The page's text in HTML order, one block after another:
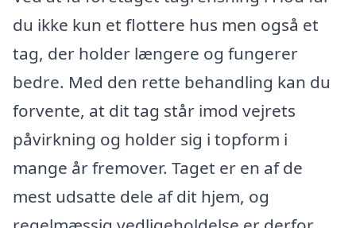
du ikke kun et flottere hus men også et
tag, der holder længere og fungerer
bedre. Med den rette behandling kan du
forvente, at dit tag står imod vejrets
påvirkning og holder sig i topform i
mange år fremover. Taget er en af de
mest udsatte dele af dit hjem, og